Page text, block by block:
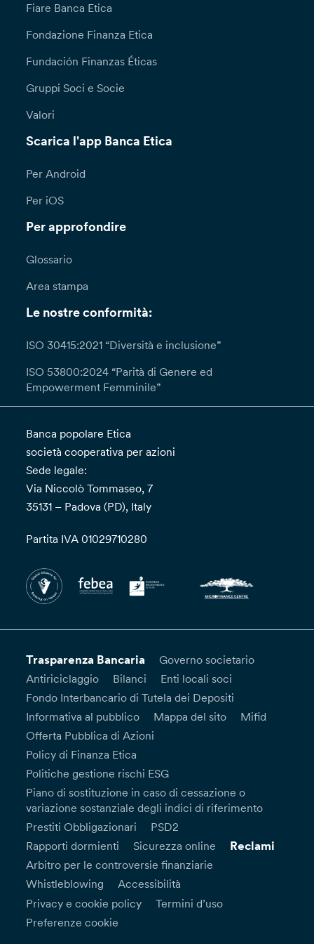
Fiare Banca Etica
Fondazione Finanza Etica
Fundación Finanzas Éticas
Gruppi Soci e Socie
Valori
Scarica l'app Banca Etica
Per Android
Per iOS
Per approfondire
Glossario
Area stampa
Le nostre conformità:
ISO 30415:2021 “Diversità e inclusione”
ISO 53800:2024 “Parità di Genere ed
Empowerment Femminile”
Banca popolare Etica
società cooperativa per azioni
Sede legale:
Via Niccolò Tommaseo, 7
35131 – Padova (PD), Italy
Partita IVA 01029710280
Trasparenza Bancaria
Governo societario
Antiriciclaggio
Bilanci
Enti locali soci
Fondo Interbancario di Tutela dei Depositi
Informativa al pubblico
Mappa del sito
Mifid
Offerta Pubblica di Azioni
Policy di Finanza Etica
Politiche gestione rischi ESG
Piano di sostituzione in caso di cessazione o
variazione sostanziale degli indici di riferimento
Prestiti Obbligazionari
PSD2
Rapporti dormienti
Sicurezza online Reclami
Arbitro per le controversie finanziarie
Whistleblowing
Accessibilità
Privacy e cookie policy
Termini d’uso
Preferenze cookie